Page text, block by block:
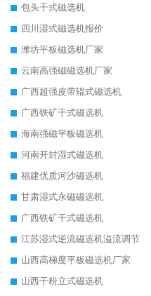
包头干式磁选机
四川湿式磁选机报价
潍坊平板磁选机厂家
云南高强磁磁选机厂家
广西超强皮带辊式磁选机
广西铁矿干式磁选机
海南强磁平板磁选机
河南开封湿式磁选机
福建优质河沙磁选机
甘肃湿式永磁磁选机
广西铁矿干式磁选机
江苏湿式逆流磁选机溢流调节
山西高梯度平板磁选机厂家
山西干粉立式磁选机